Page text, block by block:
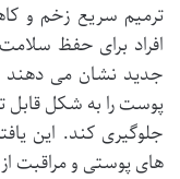
ترمیم سریع زخم و
افراد برای حفظ
جدید نشان می دهند
پوست را به شکل
جلوگیری کند. این
های پوستی و مراقبت